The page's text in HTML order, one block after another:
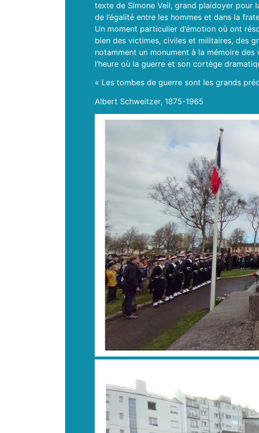
texte de Simone Veil, grand plaidoyer pour
de l’égalité entre les hommes et dans la
Un moment particulier d’émotion où ont
bien des victimes, civiles et militaires, des
notamment un monument à la mémoire
l’heure où la guerre et son cortège
« Les tombes de guerre sont les grands
Albert Schweitzer, 1875-1965